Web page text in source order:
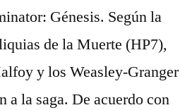
Génesis. Según la
de la Muerte (HP7),
y los Weasley-Granger
a la saga. De acuerdo con